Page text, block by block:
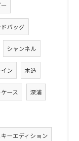
バッグ
シャンネル
ン 木造
ース 深浦
キーエディション